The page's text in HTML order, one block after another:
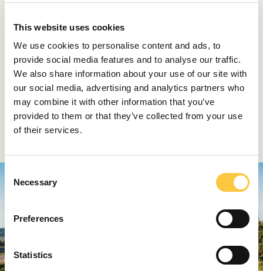
This website uses cookies
We use cookies to personalise content and ads, to
provide social media features and to analyse our traffic.
We also share information about your use of our site with
our social media, advertising and analytics partners who
may combine it with other information that you’ve
provided to them or that they’ve collected from your use
of their services.
e
n
t
S
Necessary
Preferences
Statistics
Rosewood Castiglion del Bosco (Italia)
Un pueblo medieval abandonado se convirtió en un
complejo turístico que celebra la belleza natural y el
rico patrimonio culinario de la Toscana. El Rosewood
Castiglion del Bosco es una mágica finca de 5.000
hectáreas situada en la región vinícola de Brunello di
Montalcino.